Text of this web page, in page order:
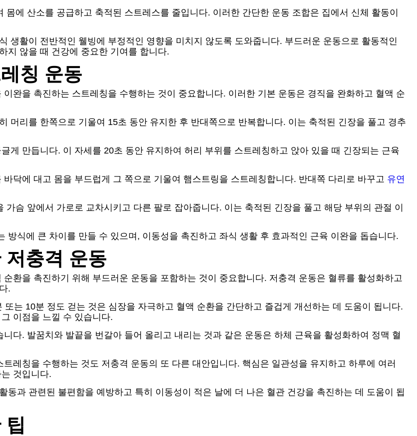
에 산소를 공급하고 축적된 스트레스를 줄입니다. 이러한 간단한 운동 조합은 집에서 신체 활동이
생활이 전반적인 웰빙에 부정적인 영향을 미치지 않도록 도와줍니다. 부드러운 운동으로 활동적인
지 않을 때 건강에 중요한 기여를 합니다.
칭 운동
완을 촉진하는 스트레칭을 수행하는 것이 중요합니다. 이러한 기본 운동은 경직을 완화하고 혈액 순
머리를 한쪽으로 기울여 15초 동안 유지한 후 반대쪽으로 반복합니다. 이는 축적된 긴장을 풀고 경추
게 만듭니다. 이 자세를 20초 동안 유지하여 허리 부위를 스트레칭하고 앉아 있을 때 긴장되는 근육
닥에 대고 몸을 부드럽게 그 쪽으로 기울여 햄스트링을 스트레칭합니다. 반대쪽 다리로 바꾸고 유연
슴 앞에서 가로로 교차시키고 다른 팔로 잡아줍니다. 이는 축적된 긴장을 풀고 해당 부위의 관절 이
방식에 큰 차이를 만들 수 있으며, 이동성을 촉진하고 좌식 생활 후 효과적인 근육 이완을 돕습니다.
저충격 운동
환을 촉진하기 위해 부드러운 운동을 포함하는 것이 중요합니다. 저충격 운동은 혈류를 활성화하고
.
는 10분 정도 걷는 것은 심장을 자극하고 혈액 순환을 간단하고 즐겁게 개선하는 데 도움이 됩니다.
이점을 느낄 수 있습니다.
다. 발꿈치와 발끝을 번갈아 들어 올리고 내리는 것과 같은 운동은 하체 근육을 활성화하여 정맥 혈
레칭을 수행하는 것도 저충격 운동의 또 다른 대안입니다. 핵심은 일관성을 유지하고 하루에 여러
것입니다.
과 관련된 불편함을 예방하고 특히 이동성이 적은 날에 더 나은 혈관 건강을 촉진하는 데 도움이 됩
팁